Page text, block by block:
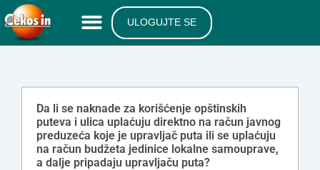
ULOGUJTE SE
Da li se naknade za korišćenje opštinskih
puteva i ulica uplaćuju direktno na račun javnog
preduzeća koje je upravljač puta ili se uplaćuju
na račun budžeta jedinice lokalne samouprave,
a dalje pripadaju upravljaču puta?